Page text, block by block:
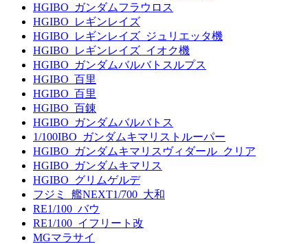
HGIBO_ガンダムフラウロス
HGIBO_レギンレイズ
HGIBO_レギンレイズ_ジュリエッタ機
HGIBO_レギンレイズ_イオク機
HGIBO_ガンダムバルバトスルプス
HGIBO_百里
HGIBO_百里
HGIBO_百錬
HGIBO_ガンダムバルバトス
1/100IBO_ガンダムキマリストルーパー
HGIBO_ガンダムキマリスヴィダール_クリア
HGIBO_ガンダムキマリス
HGIBO_グリムゲルデ
フジミ_艦NEXT1/700_大和
RE1/100_バウ
RE1/100_イフリート改
MGマラサイ